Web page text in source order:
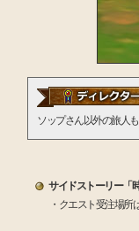
ソップさん以外の旅人
サイドストーリー
・クエスト受注場